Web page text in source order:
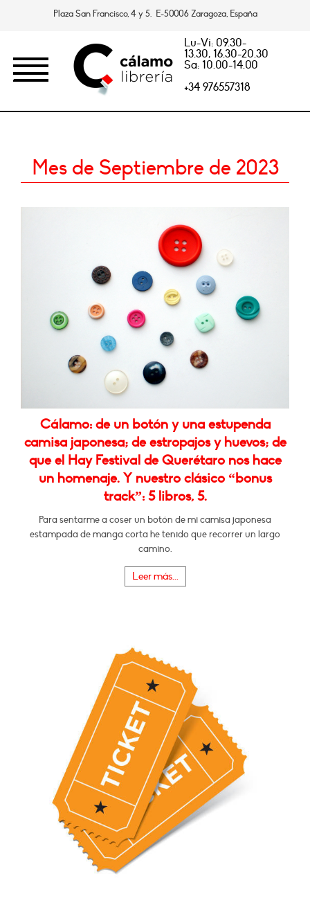
Plaza San Francisco, 4 y 5. E-50006 Zaragoza, España
Lu-Vi: 09.30-
13.30, 16.30-20.30
Sa: 10.00-14.00
+34 976557318
Mes de Septiembre de 2023
Cálamo: de un botón y una estupenda
camisa japonesa; de estropajos y huevos; de
que el Hay Festival de Querétaro nos hace
un homenaje. Y nuestro clásico “bonus
track”: 5 libros, 5.
Para sentarme a coser un botón de mi camisa japonesa
estampada de manga corta he tenido que recorrer un largo
camino.
Leer más...